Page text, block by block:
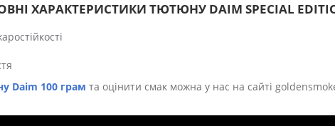
ХАРАКТЕРИСТИКИ ТЮТЮНУ DAIM SPECIAL
Daim 100 грам та оцінити смак можна у нас на сайті